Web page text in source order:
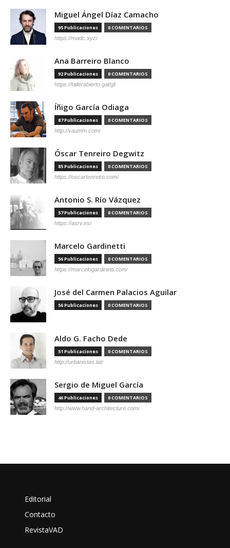
Miguel Ángel Díaz Camacho
95 Publicaciones 0 COMENTARIOS
https://madc.xyz/
Ana Barreiro Blanco
92 Publicaciones 0 COMENTARIOS
https://tallerabierto.gal/gl/
Íñigo García Odiaga
87 Publicaciones 0 COMENTARIOS
http://vaumm.com/
Óscar Tenreiro Degwitz
85 Publicaciones 0 COMENTARIOS
https://oscartenreiro.com/
Antonio S. Río Vázquez
57 Publicaciones 0 COMENTARIOS
https://asrv.es/
Marcelo Gardinetti
56 Publicaciones 0 COMENTARIOS
https://marcelogardinetti.com/
José del Carmen Palacios Aguilar
56 Publicaciones 0 COMENTARIOS
Aldo G. Facho Dede
51 Publicaciones 0 COMENTARIOS
http://urbanistas.lat/
Sergio de Miguel García
46 Publicaciones 0 COMENTARIOS
http://www.hand-architecture.com/
Editorial
Contacto
RevistaVAD